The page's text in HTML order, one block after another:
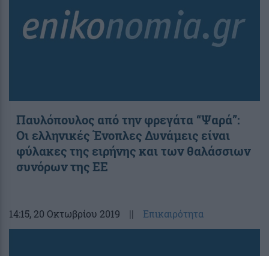
Παυλόπουλος από την φρεγάτα “Ψαρά”:
Οι ελληνικές Ένοπλες Δυνάμεις είναι
φύλακες της ειρήνης και των θαλάσσιων
συνόρων της ΕΕ
14:15, 20 Οκτωβρίου 2019 || Επικαιρότητα